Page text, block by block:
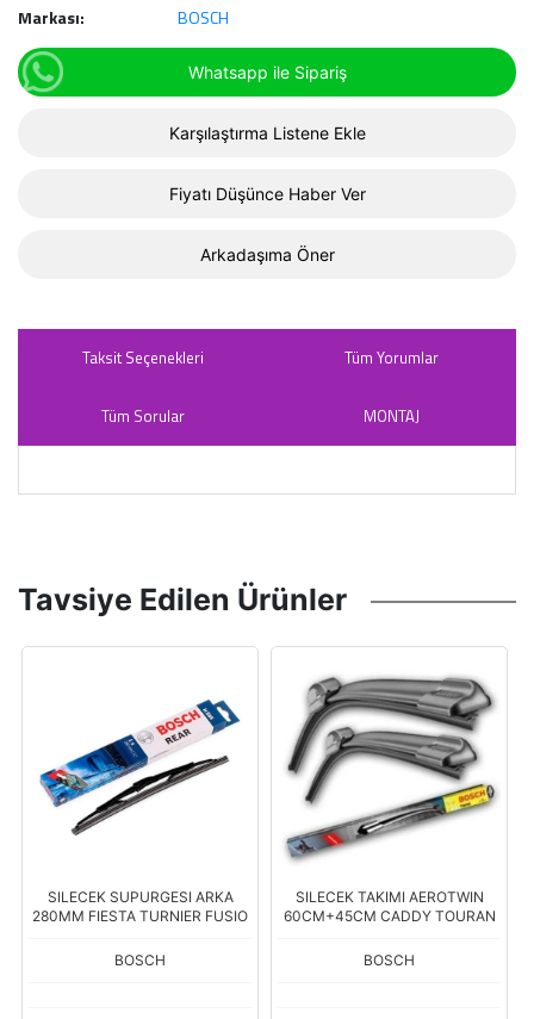
Markası:
BOSCH
Whatsapp ile Sipariş
Karşılaştırma Listene Ekle
Fiyatı Düşünce Haber Ver
Arkadaşıma Öner
Taksit Seçenekleri Tüm Yorumlar
Tüm Sorular MONTAJ
Tavsiye Edilen Ürünler
SILECEK SUPURGESI ARKA
280MM FIESTA TURNIER FUSIO
BOSCH
SILECEK TAKIMI AEROTWIN
60CM+45CM CADDY TOURAN
BOSCH